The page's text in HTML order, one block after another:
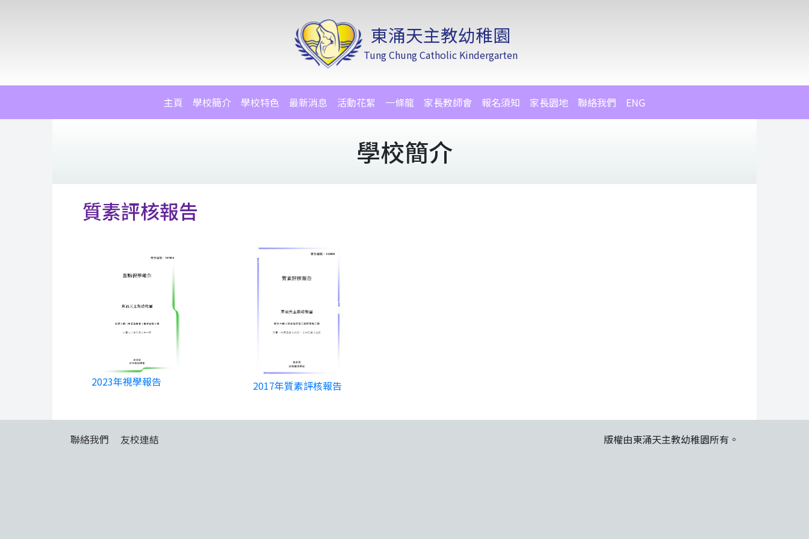
東涌天主教幼稚園
Tung Chung Catholic Kindergarten
主頁 學校簡介 學校特色 最新消息 活動花絮 一條龍 家長教師會 報名須知 家長園地 聯絡我們 ENG
學校簡介
質素評核報告
2023年視學報告 2017年質素評核報告
聯絡我們 友校連結 版權由東涌天主教幼稚園所有。